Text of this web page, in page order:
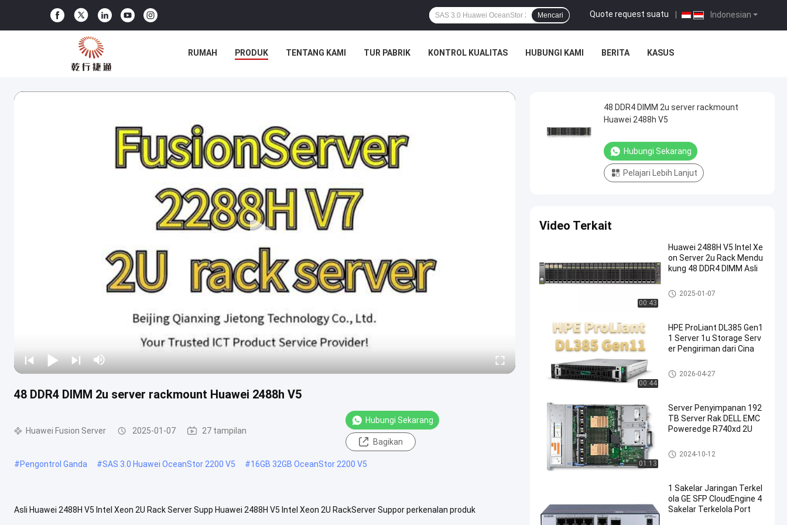
Indonesian
Quote request suatu
Mencari
RUMAH PRODUK TENTANG KAMI TUR PABRIK KONTROL KUALITAS HUBUNGI KAMI BERITA KASUS
48 DDR4 DIMM 2u server rackmount Huawei 2488h V5
Huawei Fusion Server 2025-01-07 27 tampilan
Hubungi Sekarang
Bagikan
#Pengontrol Ganda #SAS 3.0 Huawei OceanStor 2200 V5 #16GB 32GB OceanStor 2200 V5
Asli Huawei 2488H V5 Intel Xeon 2U Rack Server Supp Huawei 2488H V5 Intel Xeon 2U RackServer Suppor perkenalan produk
48 DDR4 DIMM 2u server rackmount
Huawei 2488h V5
Hubungi Sekarang
Pelajari Lebih Lanjut
Video Terkait
00:43
Huawei 2488H V5 Intel Xe
on Server 2u Rack Mendu
kung 48 DDR4 DIMM Asli
Huawei Fusion Server
2025-01-07
00:44
HPE ProLiant DL385 Gen1
1 Server 1u Storage Serv
er Pengiriman dari Cina
Server Penyimpanan Rak
2026-04-27
01:13
Server Penyimpanan 192
TB Server Rak DELL EMC
Poweredge R740xd 2U
Server Dell Poweredge
2024-10-12
1 Sakelar Jaringan Terkel
ola GE SFP CloudEngine 4
Sakelar Terkelola Port